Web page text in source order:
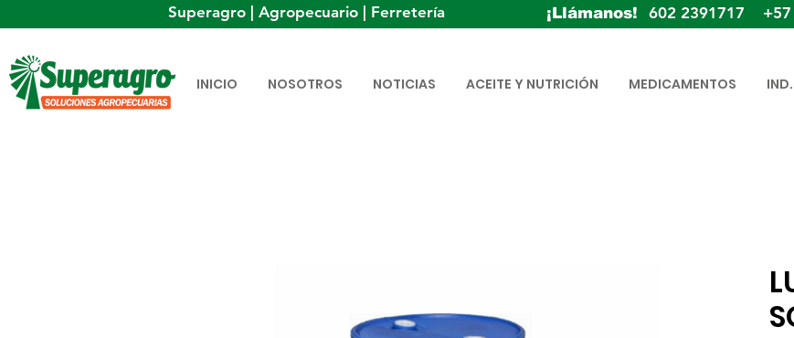
¡Llámanos! 602 2391717 +57
Superagro | Agropecuario | Ferretería
INICIO NOSOTROS NOTICIAS ACEITE Y NUTRICIÓN MEDICAMENTOS